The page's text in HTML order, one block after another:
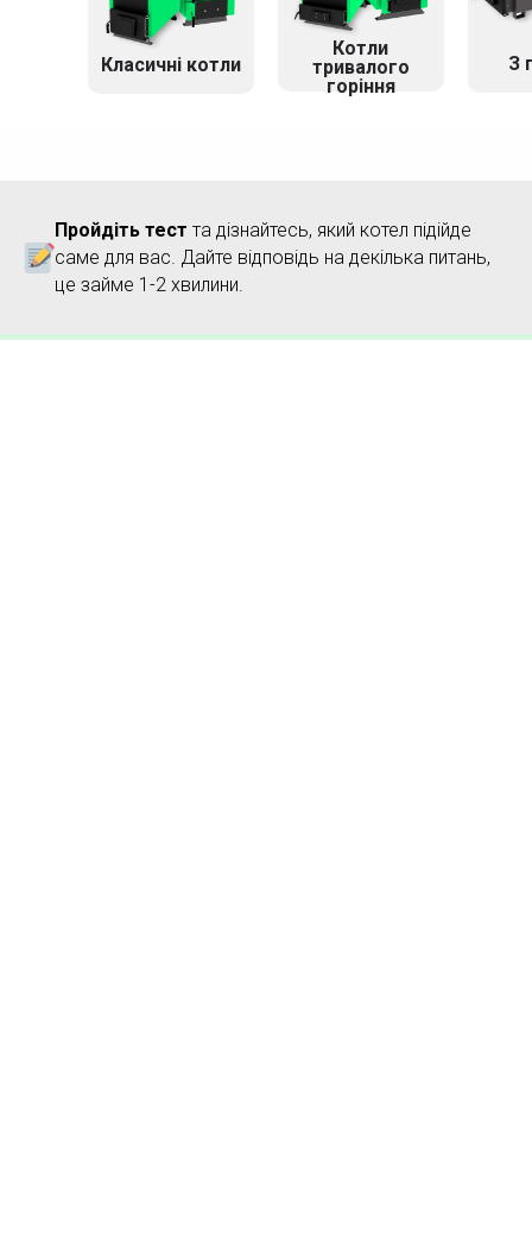
З
Котли
тривалого
горіння
Класичні котли
Пройдіть тест та дізнайтесь, який котел підійде
саме для вас. Дайте відповідь на декілька питань,
це займе 1-2 хвилини.